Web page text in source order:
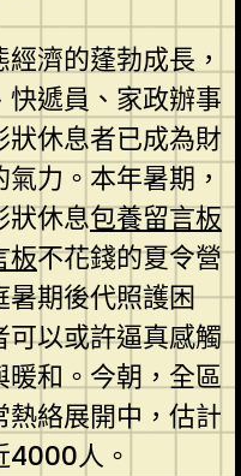
濟的蓬勃成長，
遞員、家政辦事
狀休息者已成為財
力。本年暑期，
狀休息包養留言板
板不花錢的夏令營
期後代照護困
以或許逼真感觸
和。今朝，全區
絡展開中，估計
4000人。